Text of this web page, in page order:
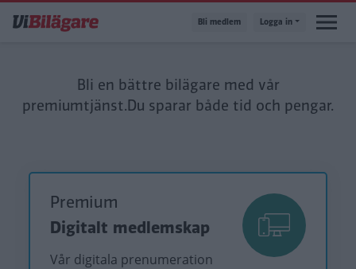
till
Bli medlem Logga in
Bli en bättre bilägare med vår
premiumtjänst.Du sparar både tid och pengar.
Premium
Digitalt medlemskap
Vår digitala prenumeration